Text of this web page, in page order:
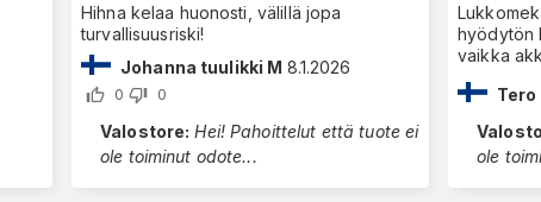
Hihna kelaa huonosti, välillä jopa
turvallisuusriski!
Johanna tuulikki M 8.1.2026
0 0
Valostore: Hei! Pahoittelut että tuote ei
ole toiminut odote...
hyödytön
vaikka
Tero
ole